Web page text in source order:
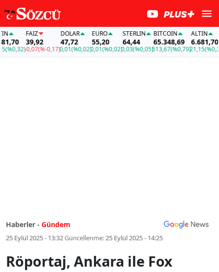
FAİZ
39,92
-0,07(%-0,17)
DOLAR
47,72
0,01(%0,02)
EURO
55,20
0,01(%0,02)
STERLIN
64,44
0,03(%0,05)
BITCOIN
65.348,69
513,67(%0,79)
ALTIN
6.681,70
21,15(%0,32)-
Haberler - Gündem
25 Eylül 2025 - 13:32Güncellenme:25 Eylül 2025 - 14:25
Röportaj, Ankara ile Fox